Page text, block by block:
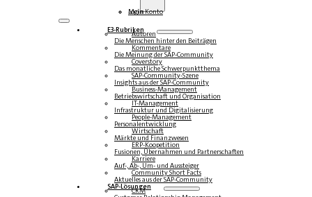
Login
Mein Konto
E3-RubrikenAutoren
Die Menschen hinter den Beiträgen
Kommentare
Die Meinung der SAP-Community
Coverstory
Das monatliche Schwerpunktthema
SAP-Community-Szene
Insights aus der SAP-Community
Business-Management
Betriebswirtschaft und Organisation
IT-Management
Infrastruktur und Digitalisierung
People-Management
Personalentwicklung
Wirtschaft
Märkte und Finanzwesen
ERP-Koopetition
Fusionen, Übernahmen und Partnerschaften
Karriere
Auf-, Ab-, Um- und Aussteiger
Community Short Facts
Aktuelles aus der SAP-Community
SAP-Lösungen
CRM